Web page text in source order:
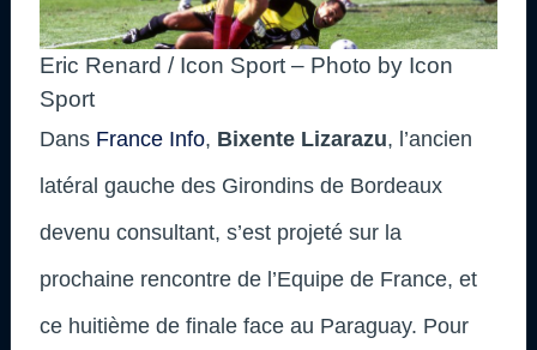
Eric Renard / Icon Sport – Photo by Icon
Sport
Dans France Info, Bixente Lizarazu, l’ancien
latéral gauche des Girondins de Bordeaux
devenu consultant, s’est projeté sur la
prochaine rencontre de l’Equipe de France, et
ce huitième de finale face au Paraguay. Pour